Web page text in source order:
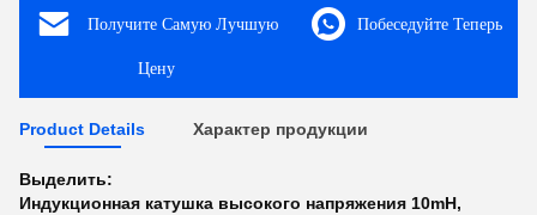
Получите Самую Лучшую
Цену
Побеседуйте Теперь
Product Details Характер продукции
Выделить:
Индукционная катушка высокого напряжения 10mH,